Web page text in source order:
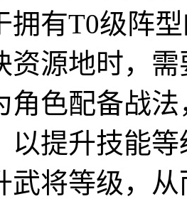
拥有T0级阵
资源地时，
角色配备战
以提升技能
武将等级，